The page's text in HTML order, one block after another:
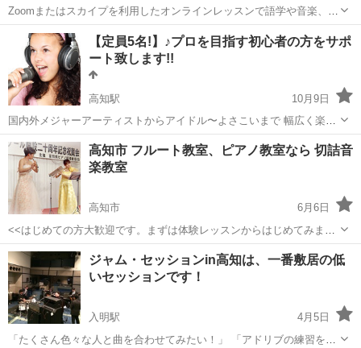
Zoomまたはスカイプを利用したオンラインレッスンで語学や音楽、ヨ
ガ、将棋などさまざまなカテゴリーのレッスンが世界のどこにいても
受講できる「カフェトーク」です。 カフェトークなら、ご自宅でプロ
のレッスンをマンツーマンで...
高知 高知市 ボーカル
【定員5名!】♪プロを目指す初心者の方をサポ
ート致します!!
高知駅
10月9日
国内外メジャーアーティストからアイドル〜よさこいまで 幅広く楽曲
提供する実績あるプロデューサーがサポート。 【スクール生募集中!】
初心者の方でもオリジナル曲の制作/レコーディングを通して シンガー
としてのスキル...
高知 高知市 高知駅 ボーカル オリジナル曲
高知市 フルート教室、ピアノ教室なら 切詰音
楽教室
高知市
6月6日
<<はじめての方大歓迎です。まずは体験レッスンからはじめてみませ
んか？>> 子どものたちに本物の音楽を。フランスパリでの音楽経験を
生かしたマンツーマンレッスンを行います。 ピアノやフルートが初心
者方、大人の方も大歓迎で...
高知 高知市
ジャム・セッションin高知は、一番敷居の低
いセッションです！
入明駅
4月5日
「たくさん色々な人と曲を合わせてみたい！」 「アドリブの練習をし